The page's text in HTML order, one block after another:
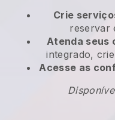
Crie
reservar
Atenda seus
integrado,
Acesse as